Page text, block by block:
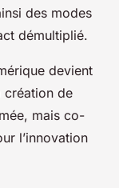
des modes
démultiplié.
devient
création de
mais co-
l’innovation